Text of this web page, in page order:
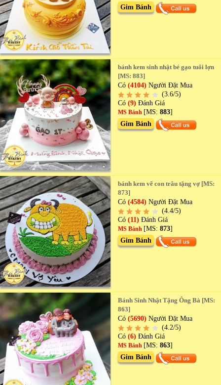
Gim Bánh
bánh kem sinh nhật bé gạo tuổi lợn
[MS: 883]
Có(4104) Người Đặt Mua
(3.6/5)
Có (9)Đánh Giá
MS Bánh [MS:883]
Gim Bánh
bánh kem vẽ con trâu tặng vợ [MS:
873]
Có(4584) Người Đặt Mua
(4.4/5)
Có (11)Đánh Giá
MS Bánh [MS:873]
Gim Bánh
Bánh Sinh Nhật Tặng Ông Bà [MS:
863]
Có(5690) Người Đặt Mua
(4.2/5)
Có (6)Đánh Giá
MS Bánh [MS:863]
Gim Bánh